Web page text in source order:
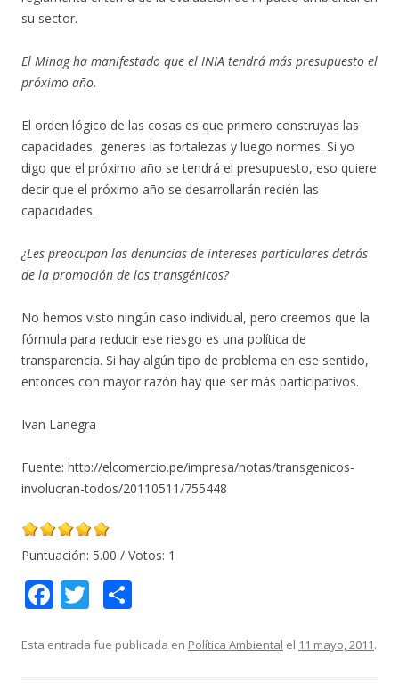
su sector.
El Minag ha manifestado que el INIA tendrá más presupuesto el
próximo año.
El orden lógico de las cosas es que primero construyas las
capacidades, generes las fortalezas y luego normes. Si yo
digo que el próximo año se tendrá el presupuesto, eso quiere
decir que el próximo año se desarrollarán recién las
capacidades.
¿Les preocupan las denuncias de intereses particulares detrás
de la promoción de los transgénicos?
No hemos visto ningún caso individual, pero creemos que la
fórmula para reducir ese riesgo es una política de
transparencia. Si hay algún tipo de problema en ese sentido,
entonces con mayor razón hay que ser más participativos.
Ivan Lanegra
Fuente: http://elcomercio.pe/impresa/notas/transgenicos-
involucran-todos/20110511/755448
Puntuación: 5.00 / Votos: 1
F
e
T
itt m
Esta entrada fue publicada en Política Ambiental el 11 mayo, 2011.